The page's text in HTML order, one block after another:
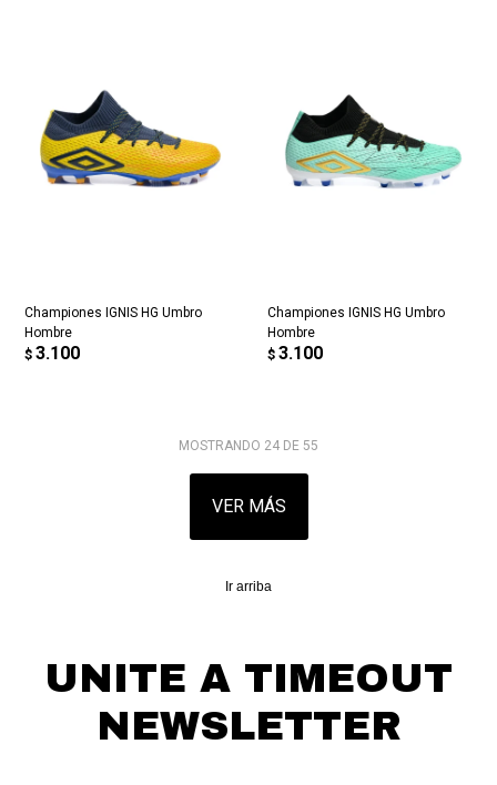
Championes IGNIS HG Umbro
Hombre
$ 3.100
Championes IGNIS HG Umbro
Hombre
$ 3.100
MOSTRANDO 24 DE 55
VER MÁS
Ir arriba
UNITE A TIMEOUT
NEWSLETTER